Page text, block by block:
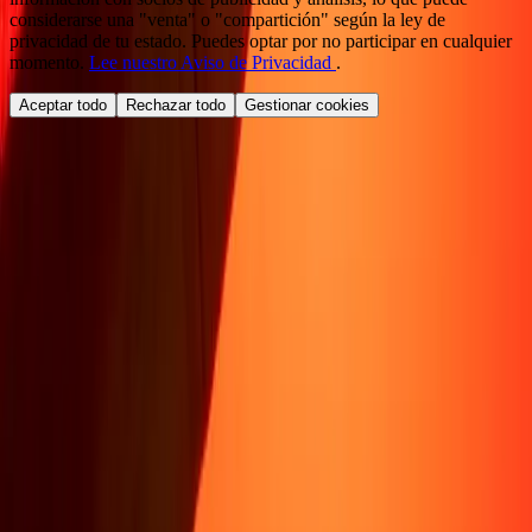
considerarse una "venta" o "compartición" según la ley de
privacidad de tu estado. Puedes optar por no participar en cualquier
momento. Lee nuestro Aviso de Privacidad .
Aceptar todo Rechazar todo Gestionar cookies